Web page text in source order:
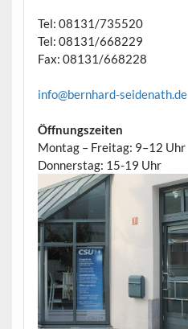
Tel: 08131/735520
Tel: 08131/668229
Fax: 08131/668228
info@bernhard-seidenath.de
Öffnungszeiten
Montag – Freitag: 9–12 Uhr
Donnerstag: 15-19 Uhr